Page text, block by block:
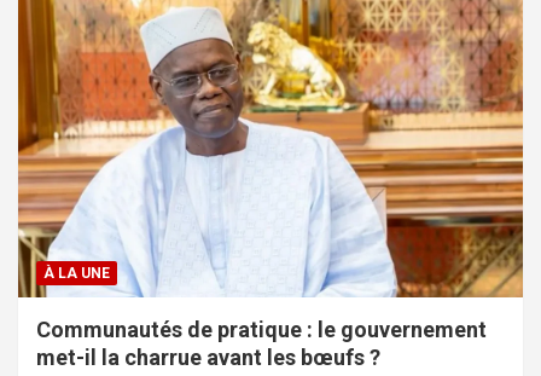
À LA UNE
Communautés de pratique : le gouvernement
met-il la charrue avant les bœufs ?